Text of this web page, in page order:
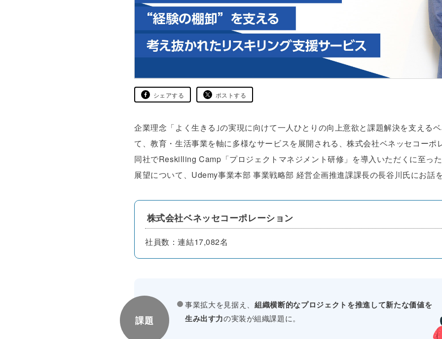
シェアする ポストする
企業理念「よく生きる｣の実現に向けて一人ひとりの向上意欲と課題解決を支える
て、教育・生活事業を軸に多様なサービスを展開される、株式会社ベネッセコーポ
同社でReskilling Camp「プロジェクトマネジメント研修」を導入いただくに至っ
展望について、Udemy事業本部 事業戦略部 経営企画推進課課長の長谷川氏にお話
株式会社ベネッセコーポレーション
社員数：連結17,082名
課題
事業拡大を見据え、 組織横断的なプロジェクトを推進して新たな価値を
生み出す力の実装が組織課題に。